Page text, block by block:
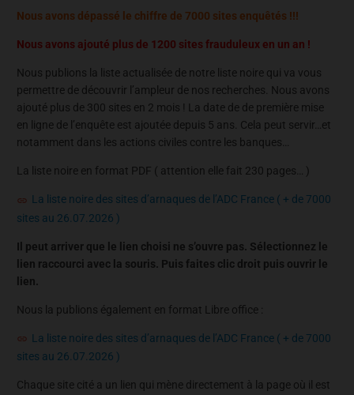
Nous avons dépassé le chiffre de 7000 sites enquêtés !!!
Nous avons ajouté plus de 1200 sites frauduleux en un an !
Nous publions la liste actualisée de notre liste noire qui va vous
permettre de découvrir l’ampleur de nos recherches. Nous avons
ajouté plus de 300 sites en 2 mois ! La date de de première mise
en ligne de l’enquête est ajoutée depuis 5 ans. Cela peut servir…et
notamment dans les actions civiles contre les banques…
La liste noire en format PDF ( attention elle fait 230 pages… )
La liste noire des sites d’arnaques de l’ADC France ( + de 7000
sites au 26.07.2026 )
Il peut arriver que le lien choisi ne s’ouvre pas. Sélectionnez le
lien raccourci avec la souris. Puis faites clic droit puis ouvrir le
lien.
Nous la publions également en format Libre office :
La liste noire des sites d’arnaques de l’ADC France ( + de 7000
sites au 26.07.2026 )
Chaque site cité a un lien qui mène directement à la page où il est